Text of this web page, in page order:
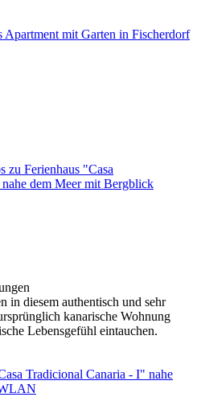
mit Garten in Fischerdorf
zu Ferienhaus "Casa
dem Meer mit Bergblick
in diesem authentisch und sehr
kanarische Wohnung
Lebensgefühl eintauchen.
Tradicional Canaria - I" nahe